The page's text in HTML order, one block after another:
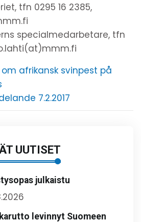
tfn 0295 16 2385,
specialmedarbetare, tfn
afrikansk svinpest på
7.2.2017
UUTISET
julkaistu
levinnyt Suomeen